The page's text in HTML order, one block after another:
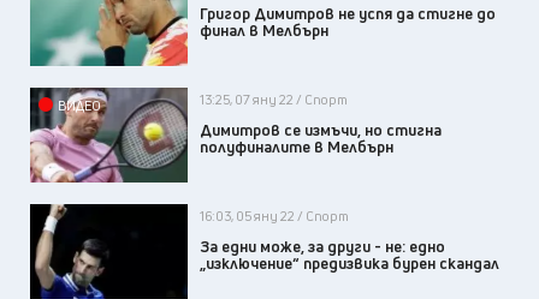
Григор Димитров не успя да стигне до
финал в Мелбърн
ВИДЕО 13:25, 07 яну 22 / Спорт
Димитров се измъчи, но стигна
полуфиналите в Мелбърн
16:03, 05 яну 22 / Спорт
За едни може, за други - не: едно
„изключение“ предизвика бурен скандал